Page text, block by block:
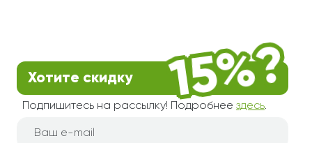
Хотите скидку
Подпишитесь на рассылку! Подробнее здесь.